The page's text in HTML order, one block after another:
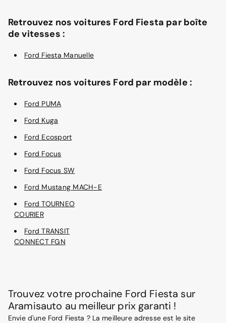
Retrouvez nos voitures Ford Fiesta par boîte
de vitesses :
Ford Fiesta Manuelle
Retrouvez nos voitures Ford par modèle :
Ford PUMA
Ford Kuga
Ford Ecosport
Ford Focus
Ford Focus SW
Ford Mustang MACH-E
Ford TOURNEO
COURIER
Ford TRANSIT
CONNECT FGN
Trouvez votre prochaine Ford Fiesta sur
Aramisauto au meilleur prix garanti !
Envie d'une Ford Fiesta ? La meilleure adresse est le site